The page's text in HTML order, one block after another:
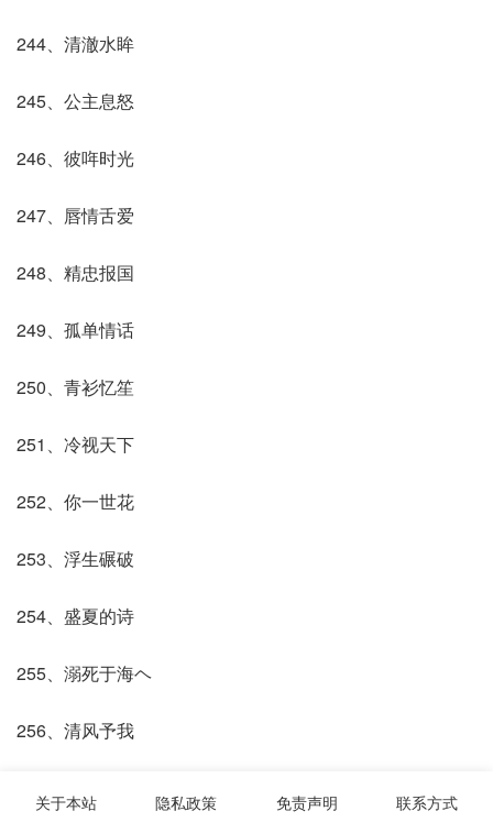
244、清澈水眸
245、公主息怒
246、彼哖时光
247、唇情舌爱
248、精忠报国
249、孤单情话
250、青衫忆笙
251、冷视天下
252、你一世花
253、浮生碾破
254、盛夏的诗
255、溺死于海ヘ
256、清风予我
关于本站 隐私政策 免责声明 联系方式